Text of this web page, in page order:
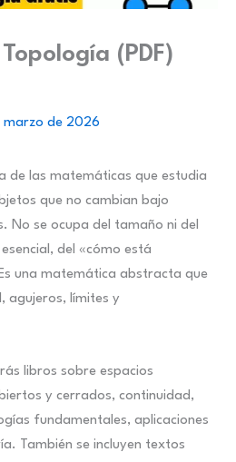
(PDF)
marzo de 2026
de las matemáticas que estudia
que no cambian bajo
No se ocupa del tamaño ni del
del «cómo está
una matemática abstracta que
agujeros, límites y
libros sobre espacios
y cerrados, continuidad,
fundamentales, aplicaciones
También se incluyen textos